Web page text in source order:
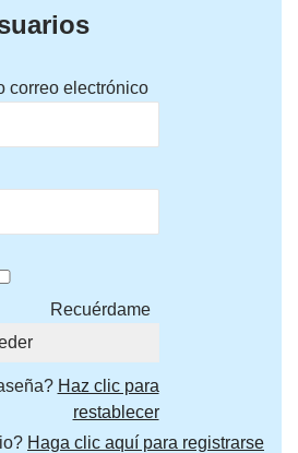
correo electrónico
Recuérdame
Haz clic para
restablecer
Haga clic aquí para registrarse